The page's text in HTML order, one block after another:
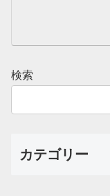
検索
カテゴリー